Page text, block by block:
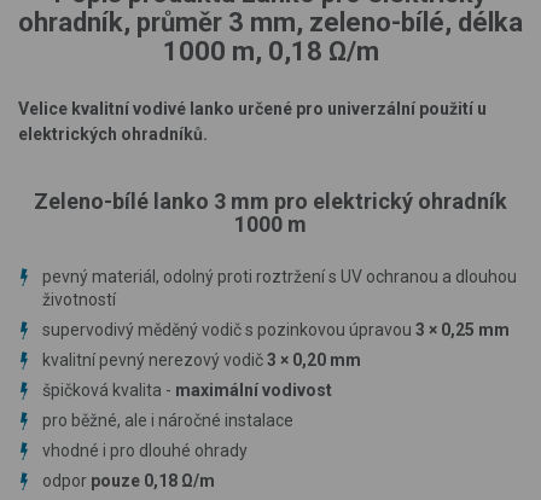
ohradník, průměr 3 mm, zeleno-bílé, délka
1000 m, 0,18 Ω/m
Velice kvalitní vodivé lanko určené pro univerzální použití u
elektrických ohradníků.
Zeleno-bílé lanko 3 mm pro elektrický ohradník
1000 m
pevný materiál, odolný proti roztržení s UV ochranou a dlouhou
životností
supervodivý měděný vodič s pozinkovou úpravou 3 × 0,25 mm
kvalitní pevný nerezový vodič3 × 0,20 mm
špičková kvalita - maximální vodivost
pro běžné, ale i náročné instalace
vhodné i pro dlouhé ohrady
odpor pouze 0,18 Ω/m